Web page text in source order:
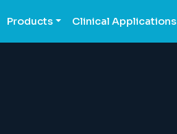
Products Clinical Applications